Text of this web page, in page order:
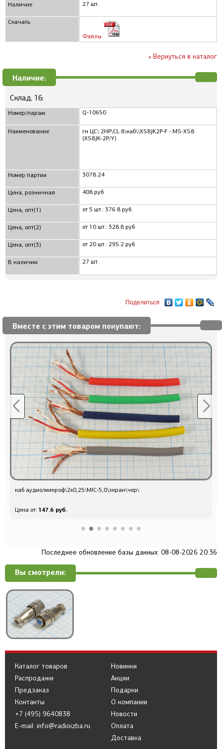
Наличие
Скачать
27 шт.
Файлы
« Вернуться в каталог
Наличие:
Склад, 16:
Номер/парам.
Наименование
Номер партии
Цена, розничная
Цена, опт(1)
Цена, опт(2)
Цена, опт(3)
В наличии
Q-10650
гн ЦС\ 2HP\CL 8\каб\\XS8JK2P-F - MS-XS8
(XS8JK-2P/Y)
3078.24
408 руб.
от 5 шт.: 376.8 руб.
от 10 шт.: 328.8 руб
от 20 шт.: 295.2 руб
27 шт.
Поделиться
Вместе с этим товаром покупают:
каб аудио/микроф\2x0,25\MIC-5,0\экран\чер\
Цена от: 147.6 руб.
Последнее обновление базы данных: 08-08-2026 20:36
Вы смотрели:
Каталог товаров
Распродажи
Предзаказ
Новинки
Акции
Подарки
Контакты
+7 (495) 9640838
E-mail: info@radioizba.ru
О компании
Новости
Оплата
Доставка